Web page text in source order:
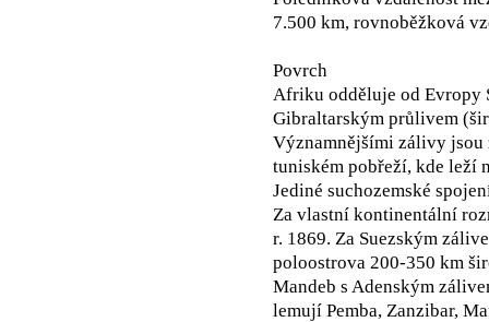
7.500 km, rovnoběžková
Povrch
Afriku odděluje od Evropy
Gibraltarským průlivem
Významnějšími zálivy jsou
tuniském pobřeží, kde leží
Jediné suchozemské
Za vlastní kontinentální
r. 1869. Za Suezským
poloostrova 200-350 km
Mandeb s Adenským
lemují Pemba, Zanzibar,